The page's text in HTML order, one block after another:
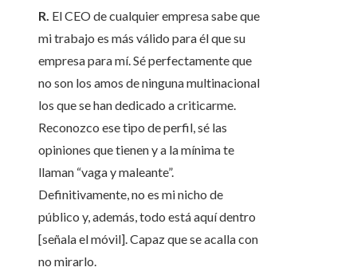
R. El CEO de cualquier empresa sabe que
mi trabajo es más válido para él que su
empresa para mí. Sé perfectamente que
no son los amos de ninguna multinacional
los que se han dedicado a criticarme.
Reconozco ese tipo de perfil, sé las
opiniones que tienen y a la mínima te
llaman “vaga y maleante”.
Definitivamente, no es mi nicho de
público y, además, todo está aquí dentro
[señala el móvil]. Capaz que se acalla con
no mirarlo.